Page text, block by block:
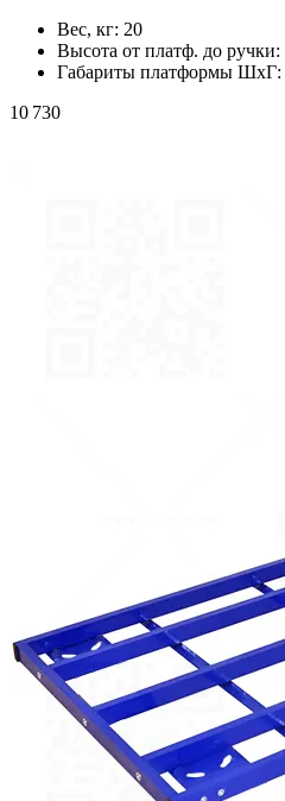
Вес, кг: 20
Высота от платф. до ручки:
Габариты платформы ШxГ:
10 730